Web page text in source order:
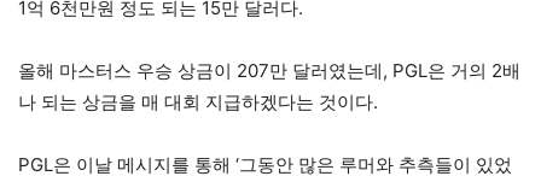
1억 6천만원 정도 되는 15만 달러다.
올해 마스터스 우승 상금이 207만 달러였는데, PGL은 거의 2배
나 되는 상금을 매 대회 지급하겠다는 것이다.
PGL은 이날 메시지를 통해 ‘그동안 많은 루머와 추측들이 있었